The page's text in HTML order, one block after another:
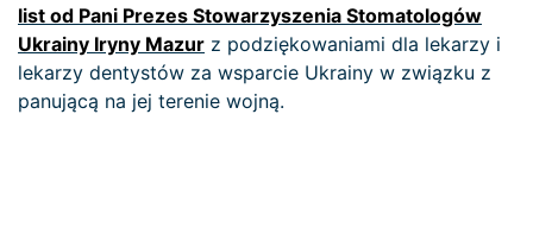
list od Pani Prezes Stowarzyszenia Stomatologów
Ukrainy Iryny Mazur z podziękowaniami dla lekarzy i
lekarzy dentystów za wsparcie Ukrainy w związku z
panującą na jej terenie wojną.